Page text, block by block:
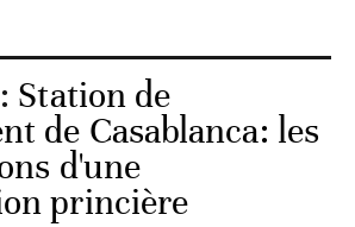
Station de
de Casablanca: les
d'une
princière